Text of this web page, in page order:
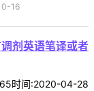
16
剂英语笔译或者
时间:2020-04-28